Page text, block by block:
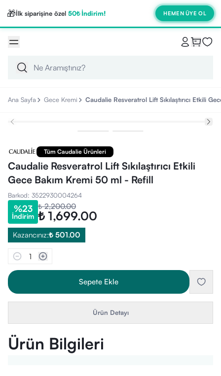
🎁İlk siparişine özel 50₺ İndirim! HEMEN ÜYE OL
Ana Sayfa Gece Kremi Caudalie Resveratrol Lift Sıkılaştırıcı Etkili
Tüm Caudalie Ürünleri
Caudalie Resveratrol Lift Sıkılaştırıcı Etkili
Gece Bakım Kremi 50 ml - Refill
Barkod: 3522930004264
%23
İndirim
₺ 2,200.00
₺ 1,699.00
Kazancınız:₺ 501.00
1
Sepete Ekle
Ürün Detayı
Ürün Bilgileri